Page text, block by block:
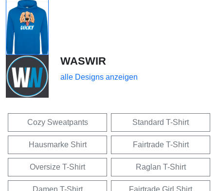
WASWIR
alle Designs anzeigen
Cozy Sweatpants Standard T-Shirt
Hausmarke Shirt Fairtrade T-Shirt
Oversize T-Shirt Raglan T-Shirt
Damen T-Shirt Fairtrade Girl Shirt